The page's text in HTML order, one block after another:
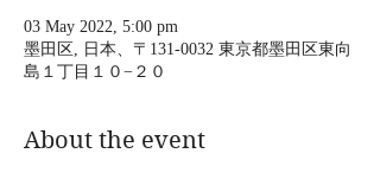
03 May 2022, 5:00 pm
墨田区, 日本、〒131-0032 東京都墨田区東向
島１丁目１０−２０
About the event